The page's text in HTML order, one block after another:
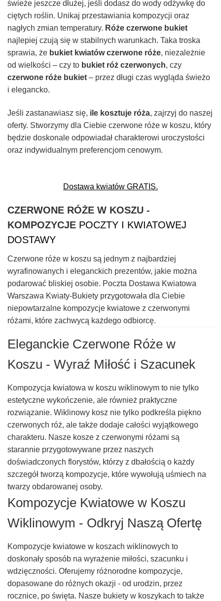
świeże jeszcze dłużej, jeśli dodasz do wody odżywkę do
ciętych roślin. Unikaj przestawiania kompozycji oraz
nagłych zmian temperatury. Róże czerwone bukiet
najlepiej czują się w stabilnych warunkach. Taka troska
sprawia, że bukiet kwiatów czerwone róże, niezależnie
od wielkości – czy to bukiet róż czerwonych, czy
czerwone róże bukiet – przez długi czas wygląda świeżo
i elegancko.
Jeśli zastanawiasz się, ile kosztuje róża, zajrzyj do naszej
oferty. Stworzymy dla Ciebie czerwone róże w koszu, który
będzie doskonale odpowiadał charakterowi uroczystości
oraz indywidualnym preferencjom cenowym.
Dostawa kwiatów GRATIS.
CZERWONE RÓŻE W KOSZU -
KOMPOZYCJE POCZTY I KWIATOWEJ
DOSTAWY
Czerwone róże w koszu są jednym z najbardziej
wyrafinowanych i eleganckich prezentów, jakie można
podarować bliskiej osobie. Poczta Dostawa Kwiatowa
Warszawa Kwiaty-Bukiety przygotowała dla Ciebie
niepowtarzalne kompozycje kwiatowe z czerwonymi
różami, które zachwycą każdego odbiorcę.
Eleganckie Czerwone Róże w
Koszu - Wyraź Miłość i Szacunek
Kompozycja kwiatowa w koszu wiklinowym to nie tylko
estetyczne wykończenie, ale również praktyczne
rozwiązanie. Wiklinowy kosz nie tylko podkreśla piękno
czerwonych róż, ale także dodaje całości wyjątkowego
charakteru. Nasze kosze z czerwonymi różami są
starannie przygotowywane przez naszych
doświadczonych florystów, którzy z dbałością o każdy
szczegół tworzą kompozycje, które wywołują uśmiech na
twarzy obdarowanej osoby.
Kompozycje Kwiatowe w Koszu
Wiklinowym - Odkryj Naszą Ofertę
Kompozycje kwiatowe w koszach wiklinowych to
doskonały sposób na wyrażenie miłości, szacunku i
wdzięczności. Oferujemy różnorodne kompozycje,
dopasowane do różnych okazji - od urodzin, przez
rocznice, po święta. Nasze bukiety w koszykach to także